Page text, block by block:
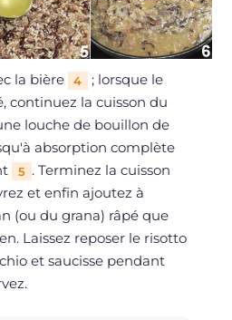
la bière 4
; lorsque le
continuez la cuisson du
louche de bouillon de
absorption complète
5 . Terminez la cuisson
et enfin ajoutez à
(ou du grana) râpé que
Laissez reposer le risotto
et saucisse pendant